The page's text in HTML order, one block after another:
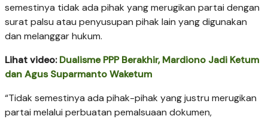
semestinya tidak ada pihak yang merugikan partai dengan
surat palsu atau penyusupan pihak lain yang digunakan
dan melanggar hukum.
Lihat video:Dualisme PPP Berakhir, Mardiono Jadi Ketum
dan Agus Suparmanto Waketum
“Tidak semestinya ada pihak-pihak yang justru merugikan
partai melalui perbuatan pemalsuaan dokumen,